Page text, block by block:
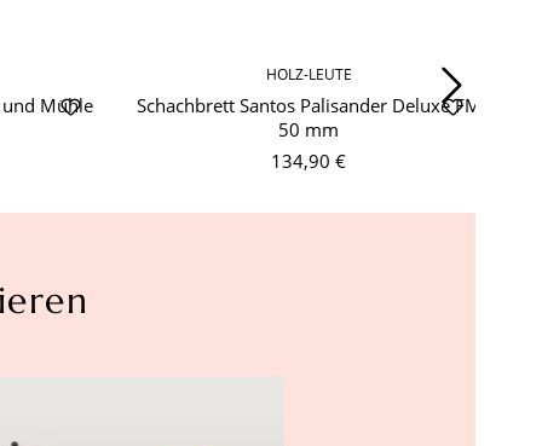
Mühle
HOLZ-LEUTE
Schachbrett Santos Palisander Deluxe FM
50 mm
134,90 €